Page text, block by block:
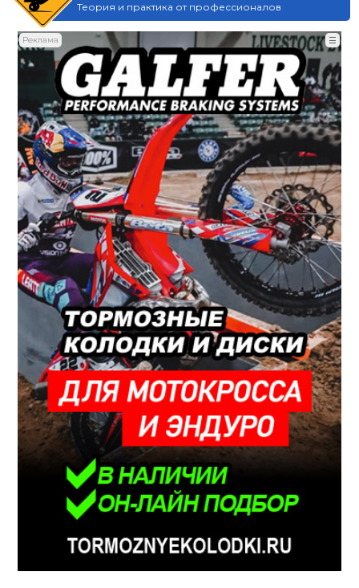
Теория и практика от профессионалов
Реклама ☰